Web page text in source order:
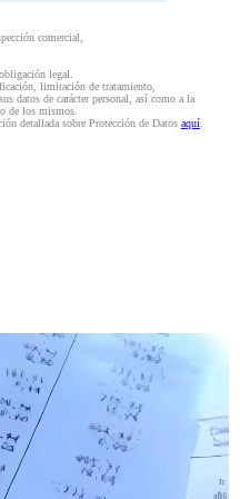
comercial,
legal.
limitación de tratamiento,
datos de carácter personal, así como a la
de los mismos.
detallada sobre Protección de Datos aquí.